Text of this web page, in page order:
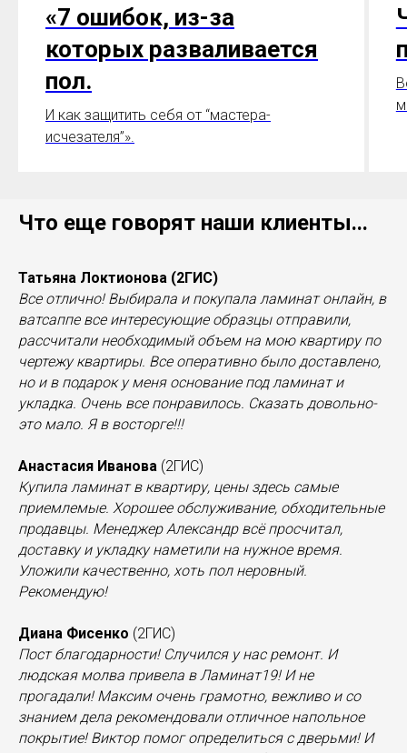
«7 ошибок, из-за
которых разваливается
пол.
И как защитить себя от “мастера-
исчезателя”».
Что еще говорят наши клиенты...
Татьяна Локтионова (2ГИС)
Все отлично! Выбирала и покупала ламинат онлайн, в
ватсаппе все интересующие образцы отправили,
рассчитали необходимый объем на мою квартиру по
чертежу квартиры. Все оперативно было доставлено,
но и в подарок у меня основание под ламинат и
укладка. Очень все понравилось. Сказать довольно-
это мало. Я в восторге!!!
Анастасия Иванова (2ГИС)
Купила ламинат в квартиру, цены здесь самые
приемлемые. Хорошее обслуживание, обходительные
продавцы. Менеджер Александр всё просчитал,
доставку и укладку наметили на нужное время.
Уложили качественно, хоть пол неровный.
Рекомендую!
Диана Фисенко (2ГИС)
Пост благодарности! Случился у нас ремонт. И
людская молва привела в Ламинат19! И не
прогадали! Максим очень грамотно, вежливо и со
знанием дела рекомендовали отличное напольное
покрытие! Виктор помог определиться с дверьми! И